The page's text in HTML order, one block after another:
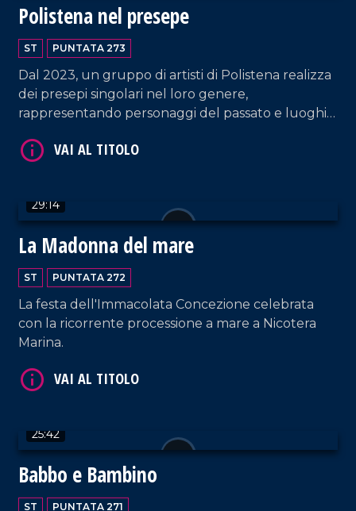
Polistena nel presepe
ST PUNTATA 273
Dal 2023, un gruppo di artisti di Polistena realizza
dei presepi singolari nel loro genere,
rappresentando personaggi del passato e luoghi
29:14
La Madonna del mare
ST PUNTATA 272
La festa dell'Immacolata Concezione celebrata
con la ricorrente processione a mare a Nicotera
Marina.
25:42
Babbo e Bambino
ST PUNTATA 271
VAI AL TITOLO
VAI AL TITOLO